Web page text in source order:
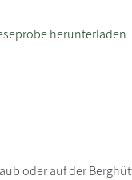
herunterladen
oder auf der